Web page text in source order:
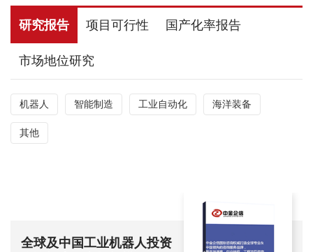
研究报告 项目可行性 国产化率报告
市场地位研究
机器人 智能制造 工业自动化 海洋装备
其他
全球及中国工业机器人投资